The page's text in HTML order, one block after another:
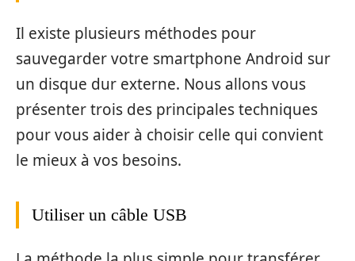
Il existe plusieurs méthodes pour
sauvegarder votre smartphone Android sur
un disque dur externe. Nous allons vous
présenter trois des principales techniques
pour vous aider à choisir celle qui convient
le mieux à vos besoins.
Utiliser un câble USB